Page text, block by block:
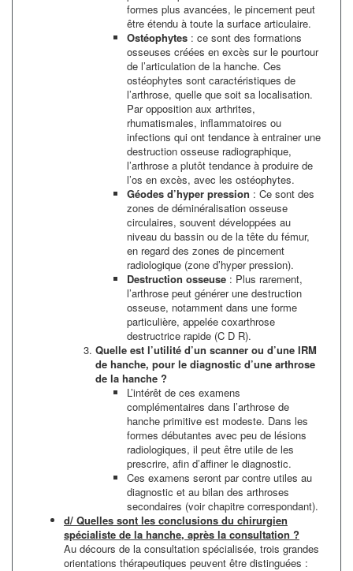
formes plus avancées, le pincement peut
être étendu à toute la surface articulaire.
Ostéophytes : ce sont des formations
osseuses créées en excès sur le pourtour
de l’articulation de la hanche. Ces
ostéophytes sont caractéristiques de
l’arthrose, quelle que soit sa localisation.
Par opposition aux arthrites,
rhumatismales, inflammatoires ou
infections qui ont tendance à entrainer une
destruction osseuse radiographique,
l’arthrose a plutôt tendance à produire de
l’os en excès, avec les ostéophytes.
Géodes d’hyper pression : Ce sont des
zones de déminéralisation osseuse
circulaires, souvent développées au
niveau du bassin ou de la tête du fémur,
en regard des zones de pincement
radiologique (zone d’hyper pression).
Destruction osseuse : Plus rarement,
l’arthrose peut générer une destruction
osseuse, notamment dans une forme
particulière, appelée coxarthrose
destructrice rapide (C D R).
Quelle est l’utilité d’un scanner ou d’une IRM
de hanche, pour le diagnostic d’une arthrose
de la hanche ?
L’intérêt de ces examens
complémentaires dans l’arthrose de
hanche primitive est modeste. Dans les
formes débutantes avec peu de lésions
radiologiques, il peut être utile de les
prescrire, afin d’affiner le diagnostic.
Ces examens seront par contre utiles au
diagnostic et au bilan des arthroses
secondaires (voir chapitre correspondant).
d/ Quelles sont les conclusions du chirurgien
spécialiste de la hanche, après la consultation ?
Au décours de la consultation spécialisée, trois grandes
orientations thérapeutiques peuvent être distinguées :